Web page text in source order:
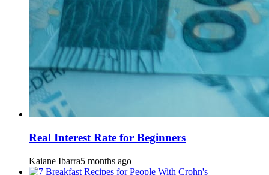
Real Interest Rate for Beginners
Kaiane Ibarra5 months ago